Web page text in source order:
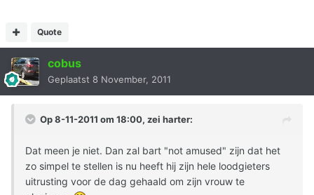
Quote
cobus
Geplaatst 8 November, 2011
Op 8-11-2011 om 18:00, zei harter:
Dat meen je niet. Dan zal bart "not amused" zijn dat het
zo simpel te stellen is nu heeft hij zijn hele loodgieters
uitrusting voor de dag gehaald om zijn vrouw te